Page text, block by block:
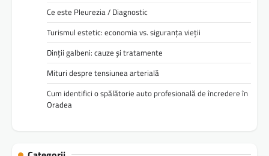
Ce este Pleurezia / Diagnostic
Turismul estetic: economia vs. siguranța vieții
Dinții galbeni: cauze și tratamente
Mituri despre tensiunea arterială
Cum identifici o spălătorie auto profesională de încredere în
Oradea